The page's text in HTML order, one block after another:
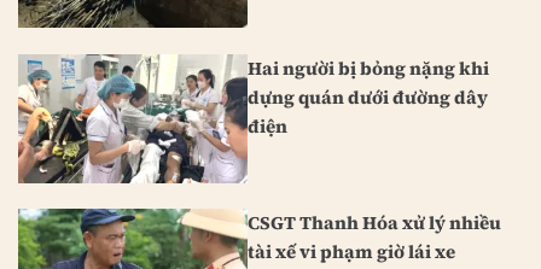
Hai người bị bỏng nặng khi
dựng quán dưới đường dây
điện
CSGT Thanh Hóa xử lý nhiều
tài xế vi phạm giờ lái xe